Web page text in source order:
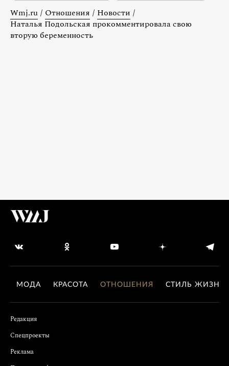
Wmj.ru / Отношения / Новости /
Наталья Подольская прокомментировала свою
вторую беременность
МОДА КРАСОТА ОТНОШЕНИЯ СТИЛЬ ЖИЗНИ
Редакция
Спецпроекты
Реклама